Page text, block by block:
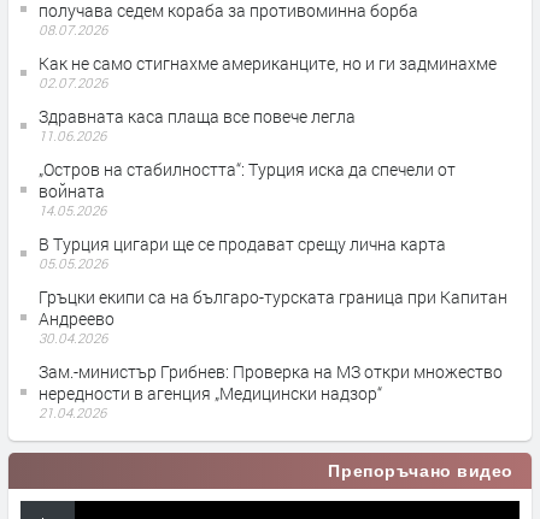
получава седем кораба за противоминна борба
08.07.2026
Как не само стигнахме американците, но и ги задминахме
02.07.2026
Здравната каса плаща все повече легла
11.06.2026
„Остров на стабилността“: Турция иска да спечели от
войната
14.05.2026
В Турция цигари ще се продават срещу лична карта
05.05.2026
Гръцки екипи са на българо-турската граница при Капитан
Андреево
30.04.2026
Зам.-министър Грибнев: Проверка на МЗ откри множество
нередности в агенция „Медицински надзор“
21.04.2026
Препоръчано видео